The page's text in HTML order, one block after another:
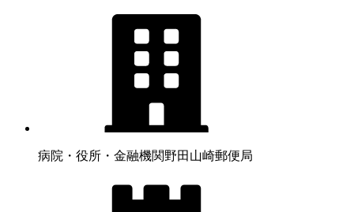
病院・役所・金融機関野田山崎郵便局